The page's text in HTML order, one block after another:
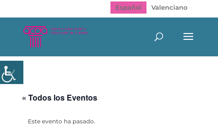
Español Valenciano
« Todos los Eventos
Este evento ha pasado.